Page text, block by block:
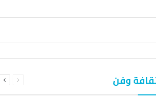
وفن الصفحةالصفحة